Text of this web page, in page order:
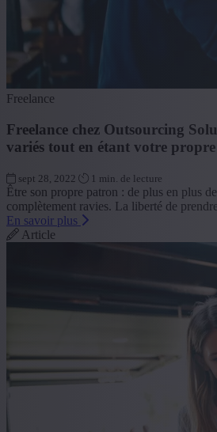
Freelance
Freelance chez Outsourcing
variés tout en étant votre
sept 28, 2022 1 min. de lecture
Être son propre patron : de plus en plus
complètement ravies. La liberté de
En savoir plus
Article